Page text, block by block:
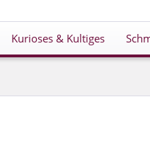
Kurioses & Kultiges